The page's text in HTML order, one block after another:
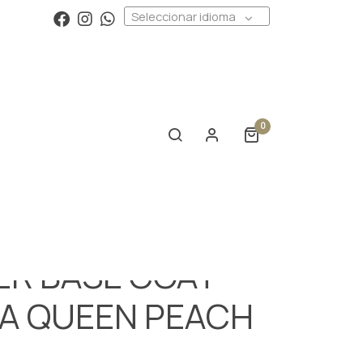
Seleccionar idioma
0
BASE COAT
QUEEN PEACH